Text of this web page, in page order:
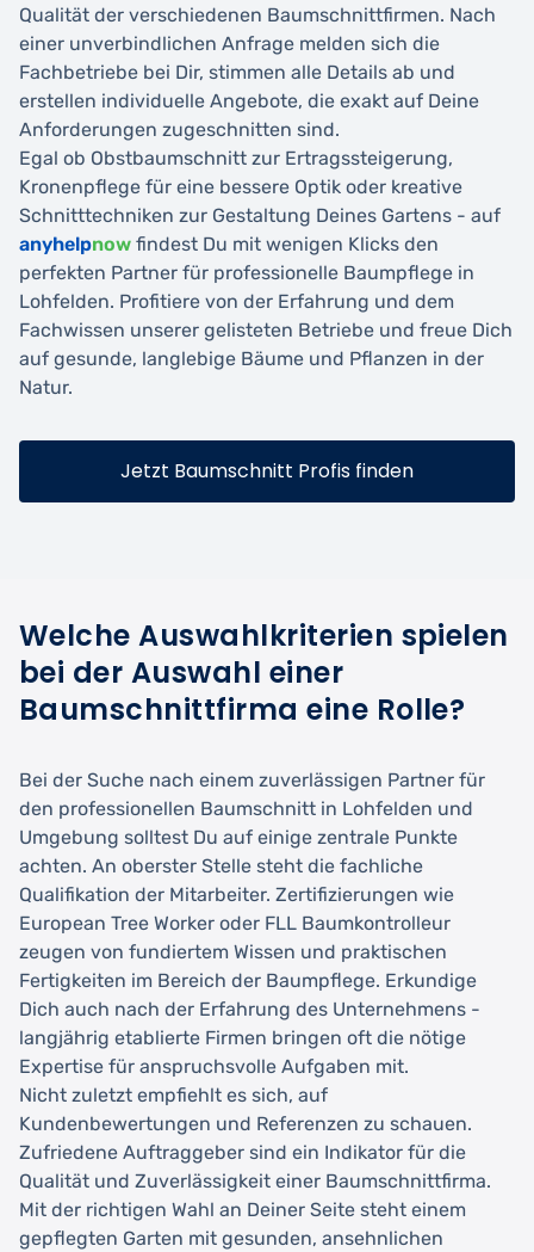
Qualität der verschiedenen Baumschnittfirmen. Nach
einer unverbindlichen Anfrage melden sich die
Fachbetriebe bei Dir, stimmen alle Details ab und
erstellen individuelle Angebote, die exakt auf Deine
Anforderungen zugeschnitten sind.
Egal ob Obstbaumschnitt zur Ertragssteigerung,
Kronenpflege für eine bessere Optik oder kreative
Schnitttechniken zur Gestaltung Deines Gartens - auf
anyhelpnow findest Du mit wenigen Klicks den
perfekten Partner für professionelle Baumpflege in
Lohfelden. Profitiere von der Erfahrung und dem
Fachwissen unserer gelisteten Betriebe und freue Dich
auf gesunde, langlebige Bäume und Pflanzen in der
Natur.
Jetzt Baumschnitt Profis finden
Welche Auswahlkriterien spielen
bei der Auswahl einer
Baumschnittfirma eine Rolle?
Bei der Suche nach einem zuverlässigen Partner für
den professionellen Baumschnitt in Lohfelden und
Umgebung solltest Du auf einige zentrale Punkte
achten. An oberster Stelle steht die fachliche
Qualifikation der Mitarbeiter. Zertifizierungen wie
European Tree Worker oder FLL Baumkontrolleur
zeugen von fundiertem Wissen und praktischen
Fertigkeiten im Bereich der Baumpflege. Erkundige
Dich auch nach der Erfahrung des Unternehmens -
langjährig etablierte Firmen bringen oft die nötige
Expertise für anspruchsvolle Aufgaben mit.
Nicht zuletzt empfiehlt es sich, auf
Kundenbewertungen und Referenzen zu schauen.
Zufriedene Auftraggeber sind ein Indikator für die
Qualität und Zuverlässigkeit einer Baumschnittfirma.
Mit der richtigen Wahl an Deiner Seite steht einem
gepflegten Garten mit gesunden, ansehnlichen